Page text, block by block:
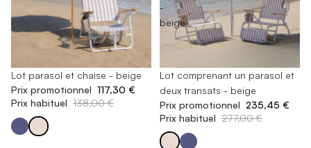
-15%
Lot parasol et chaise - beige
Prix promotionnel 117,30 €
Prix habituel 138,00 €
-
beige
En rupture de stock
Lot comprenant un parasol et
deux transats - beige
Prix promotionnel 235,45 €
Prix habituel 277,00 €